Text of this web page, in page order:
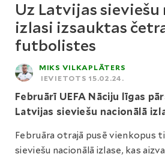
Uz Latvijas sieviešu
izlasi izsauktas
futbolistes
MIKS VILKAPLĀTERS
IEVIETOTS 15.02.24.
Februārī UEFA Nāciju līgas
Latvijas sieviešu nacionālā
Februāra otrajā pusē vienkopus
sieviešu nacionālā izlase, kas